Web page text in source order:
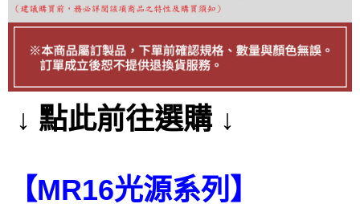
１．透過由恩沛科技股份有限公司提供之「AFTEE先享後付」服務完成之交
易，需依本服務之必要範圍內提供個人資料，並將交易相關給付款項請求債
２．關於個人資料處理事宜，請瀏覽以下網址：
https://aftee.tw/terms/#terms3
「AFTEE先享後付」，若未經同意申辦者引起之損失，本公司不負相關責
４．使用「AFTEE先享後付」時，將依據個別帳號之用戶狀況，依本公司即
恩沛科技股份有限公司將有權停止該用戶之使用額度並採取法律行動。
↓ 點此前往選購 ↓
【MR16光源系列】